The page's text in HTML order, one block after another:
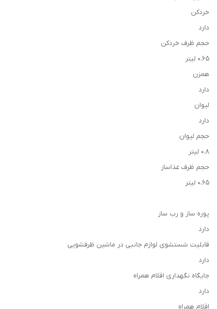
خردکن
دارد
حجم ظرف خردکن
0.65 لیتر
همزن
دارد
لیوان
دارد
حجم لیوان
0.8 لیتر
حجم ظرف غذاساز
0.65 لیتر
پوره ساز و رب ساز
دارد
قابلیت شستشوی لوازم جانبی در ماشین ظرفشویی
دارد
جایگاه نگهداری اقلام همراه
دارد
اقلام همراه